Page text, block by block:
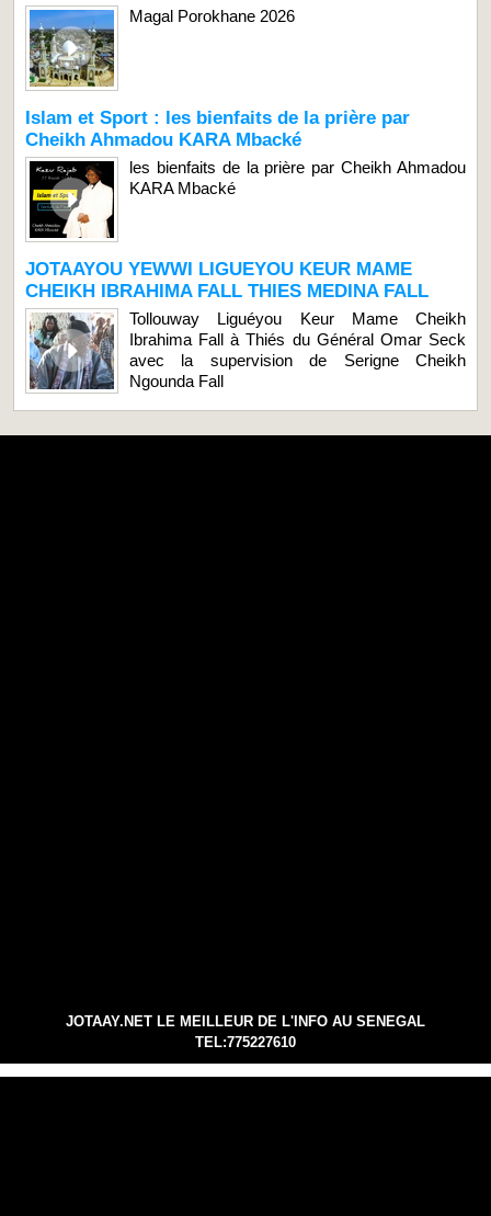
Magal Porokhane 2026
Islam et Sport : les bienfaits de la prière par
Cheikh Ahmadou KARA Mbacké
les bienfaits de la prière par Cheikh Ahmadou
KARA Mbacké
JOTAAYOU YEWWI LIGUEYOU KEUR MAME
CHEIKH IBRAHIMA FALL THIES MEDINA FALL
Tollouway Liguéyou Keur Mame Cheikh
Ibrahima Fall à Thiés du Général Omar Seck
avec la supervision de Serigne Cheikh
Ngounda Fall
JOTAAY.NET LE MEILLEUR DE L'INFO AU SENEGAL
TEL:775227610